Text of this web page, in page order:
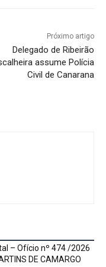
Próximo artigo
Delegado de Ribeirão
assume Polícia
Civil de Canarana
– Ofício nº 474 /2026
DE CAMARGO